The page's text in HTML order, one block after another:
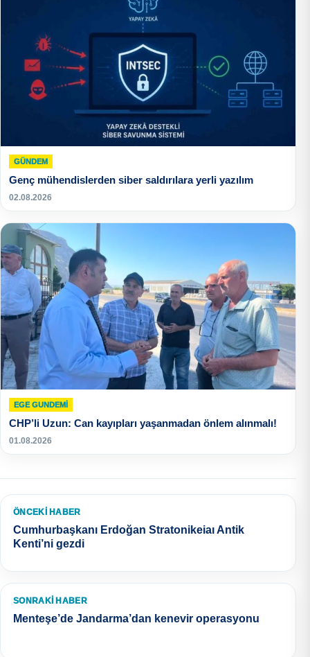
GÜNDEM
Genç mühendislerden siber saldırılara yerli yazılım
02.08.2026
EGE GUNDEMİ
CHP’li Uzun: Can kayıpları yaşanmadan önlem alınmalı!
01.08.2026
ÖNCEKI HABER
Cumhurbaşkanı Erdoğan Stratonikeiaı Antik
Kenti’ni gezdi
SONRAKI HABER
Menteşe’de Jandarma’dan kenevir operasyonu